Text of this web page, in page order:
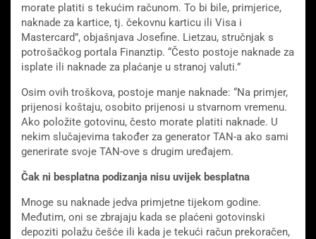
morate platiti s tekućim računom. To bi bile, primjerice,
naknade za kartice, tj. čekovnu karticu ili Visa i
Mastercard”, objašnjava Josefine. Lietzau, stručnjak s
potrošačkog portala Finanztip. “Često postoje naknade za
isplate ili naknade za plaćanje u stranoj valuti.”
Osim ovih troškova, postoje manje naknade: “Na primjer,
prijenosi koštaju, osobito prijenosi u stvarnom vremenu.
Ako položite gotovinu, često morate platiti naknade. U
nekim slučajevima također za generator TAN-a ako sami
generirate svoje TAN-ove s drugim uređajem.
Čak ni besplatna podizanja nisu uvijek besplatna
Mnoge su naknade jedva primjetne tijekom godine.
Međutim, oni se zbrajaju kada se plaćeni gotovinski
depoziti polažu češće ili kada je tekući račun prekoračen,